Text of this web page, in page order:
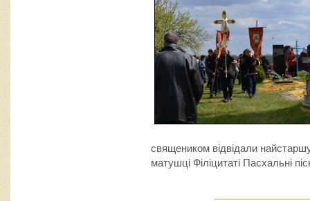
священиком відвідали
матушці Філіцитаті Пасхальні